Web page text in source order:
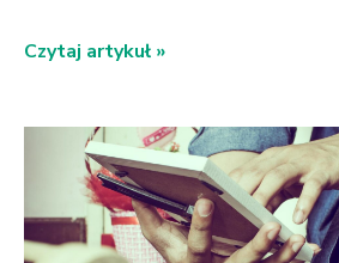
Czytaj artykuł »